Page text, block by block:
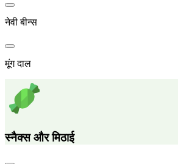
नेवी बीन्स
मूंग दाल
स्नैक्स और मिठाई